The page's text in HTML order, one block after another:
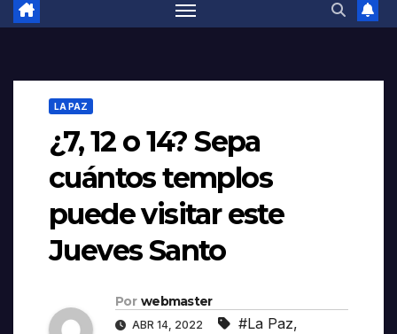
LA PAZ
¿7, 12 o 14? Sepa
cuántos templos
puede visitar este
Jueves Santo
Por webmaster
ABR 14, 2022 #La Paz,